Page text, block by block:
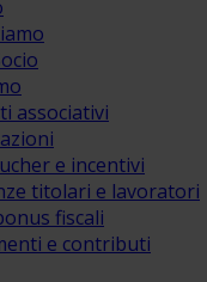
associativi
e incentivi
titolari e lavoratori
fiscali
e contributi